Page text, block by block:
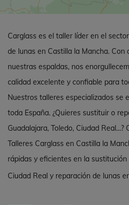
Carglass es el taller líder en el
de lunas en Castilla la Mancha. Con
nuestras espaldas, nos
calidad excelente y confiable para
Nuestros talleres especializados se
toda España. ¿Quieres sustituir o
Guadalajara, Toledo, Ciudad
Talleres Carglass en Castilla la
rápidas y eficientes en la
Ciudad Real y reparación de lunas